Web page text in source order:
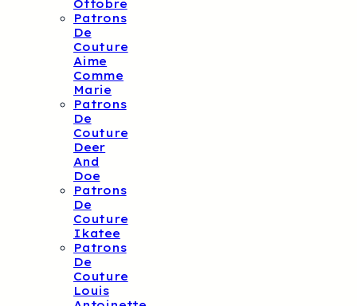
Ottobre
Patrons
De
Couture
Aime
Comme
Marie
Patrons
De
Couture
Deer
And
Doe
Patrons
De
Couture
Ikatee
Patrons
De
Couture
Louis